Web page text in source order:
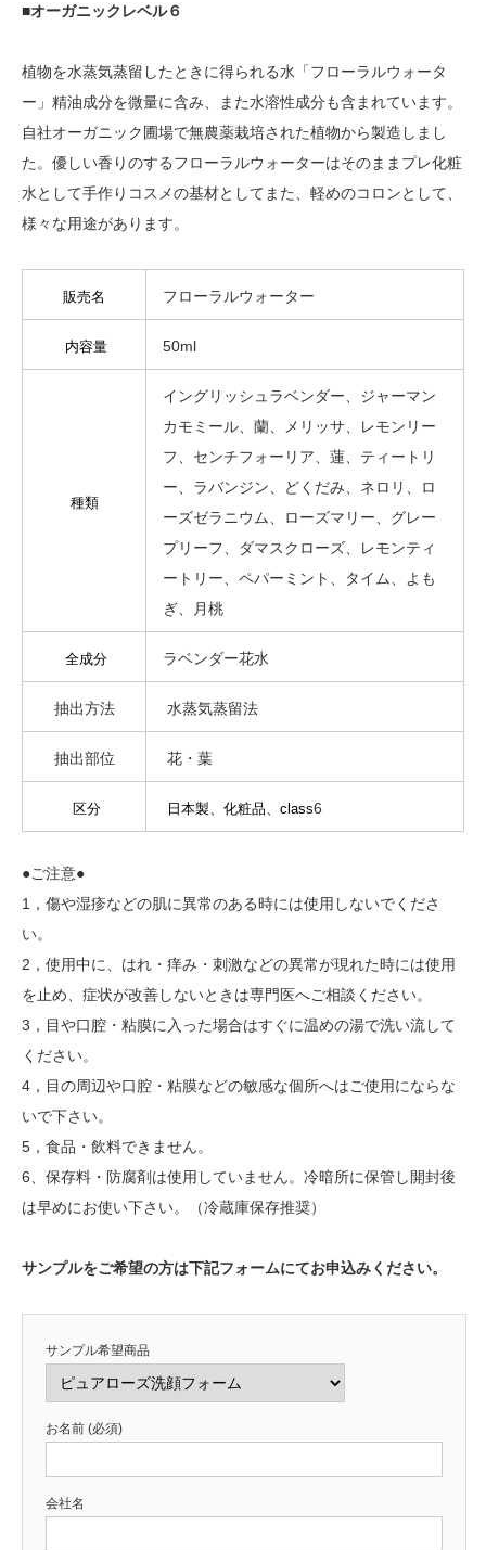
■オーガニックレベル６
植物を水蒸気蒸留したときに得られる水「フローラルウォータ
ー」精油成分を微量に含み、また水溶性成分も含まれています。
自社オーガニック圃場で無農薬栽培された植物から製造しまし
た。優しい香りのするフローラルウォーターはそのままプレ化粧
水として手作りコスメの基材としてまた、軽めのコロンとして、
様々な用途があります。
販売名 フローラルウォーター
内容量 50ml
種類
イングリッシュラベンダー、ジャーマン
カモミール、蘭、メリッサ、レモンリー
フ、センチフォーリア、蓮、ティートリ
ー、ラバンジン、どくだみ、ネロリ、ロ
ーズゼラニウム、ローズマリー、グレー
プリーフ、ダマスクローズ、レモンティ
ートリー、ペパーミント、タイム、よも
ぎ、月桃
全成分 ラベンダー花水
抽出方法 水蒸気蒸留法
抽出部位 花・葉
区分 日本製、化粧品、class6
●ご注意●
1，傷や湿疹などの肌に異常のある時には使用しないでくださ
い。
2，使用中に、はれ・痒み・刺激などの異常が現れた時には使用
を止め、症状が改善しないときは専門医へご相談ください。
3，目や口腔・粘膜に入った場合はすぐに温めの湯で洗い流して
ください。
4，目の周辺や口腔・粘膜などの敏感な個所へはご使用にならな
いで下さい。
5，食品・飲料できません。
6、保存料・防腐剤は使用していません。冷暗所に保管し開封後
は早めにお使い下さい。（冷蔵庫保存推奨）
サンプルをご希望の方は下記フォームにてお申込みください。
サンプル希望商品
お名前 (必須)
会社名